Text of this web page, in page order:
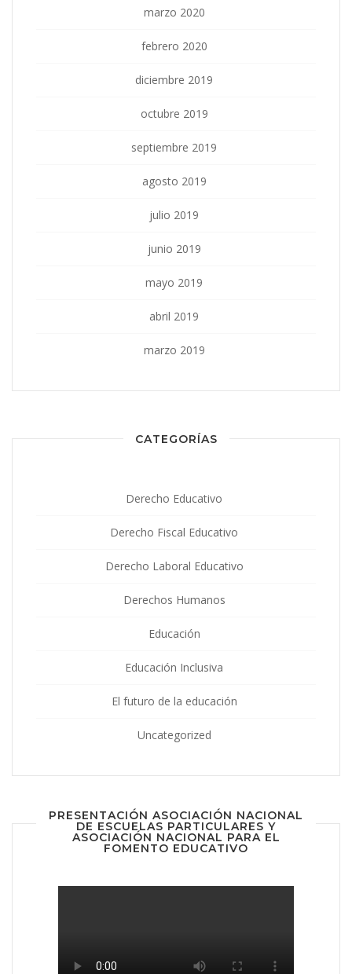
marzo 2020
febrero 2020
diciembre 2019
octubre 2019
septiembre 2019
agosto 2019
julio 2019
junio 2019
mayo 2019
abril 2019
marzo 2019
CATEGORÍAS
Derecho Educativo
Derecho Fiscal Educativo
Derecho Laboral Educativo
Derechos Humanos
Educación
Educación Inclusiva
El futuro de la educación
Uncategorized
PRESENTACIÓN ASOCIACIÓN NACIONAL
DE ESCUELAS PARTICULARES Y
ASOCIACIÓN NACIONAL PARA EL
FOMENTO EDUCATIVO